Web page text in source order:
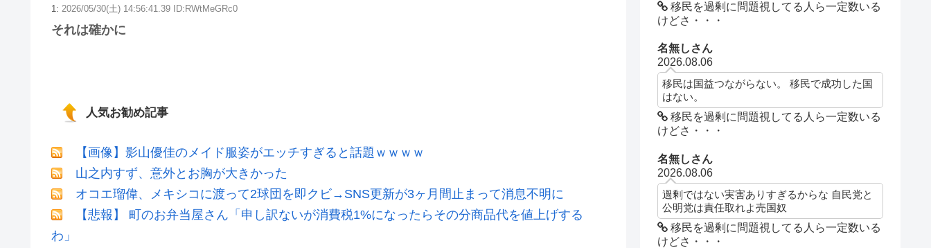
1: 2026/05/30(土) 14:56:41.39 ID:RWtMeGRc0
それは確かに
人気お勧め記事
【画像】影山優佳のメイド服姿がエッチすぎると話題ｗｗｗｗ
山之内すず、意外とお胸が大きかった
オコエ瑠偉、メキシコに渡って2球団を即クビ→SNS更新が3ヶ月間止まって消息不明に
【悲報】 町のお弁当屋さん「申し訳ないが消費税1%になったらその分商品代を値上げする
わ」
移民を過剰に問題視してる人ら一定数いる
けどさ・・・
名無しさん
2026.08.06
移民は国益つながらない。 移民で成功した国
はない。
移民を過剰に問題視してる人ら一定数いる
けどさ・・・
名無しさん
2026.08.06
過剰ではない実害ありすぎるからな 自民党と
公明党は責任取れよ売国奴
移民を過剰に問題視してる人ら一定数いる
けどさ・・・